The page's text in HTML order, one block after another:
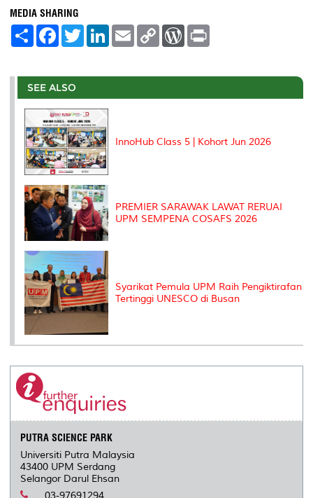
MEDIA SHARING
S
e
F
a
b
o
o
k
T
w
t
r
L
e
I
E
m
l
C
L
n
W
P
e
t
SEE ALSO
InnoHub Class 5 | Kohort Jun 2026
PREMIER SARAWAK LAWAT RERUAI
UPM SEMPENA COSAFS 2026
Syarikat Pemula UPM Raih Pengiktirafan
Tertinggi UNESCO di Busan
PUTRA SCIENCE PARK
Universiti Putra Malaysia
43400 UPM Serdang
Selangor Darul Ehsan
03-97691294